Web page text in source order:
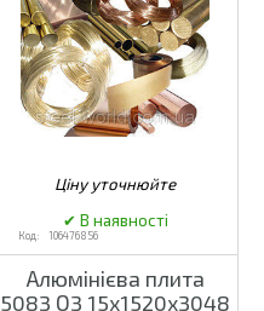
106476856
Алюмінієва плита
5083 О3 15х1520х3048